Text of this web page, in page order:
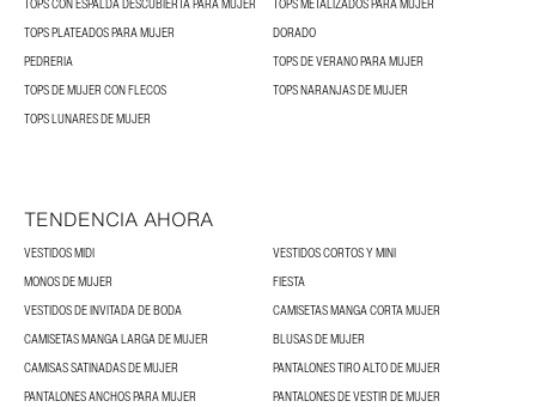
TOPS PLATEADOS PARA MUJER
DORADO
PEDRERIA
TOPS DE VERANO PARA MUJER
TOPS DE MUJER CON FLECOS
TOPS NARANJAS DE MUJER
TOPS LUNARES DE MUJER
TENDENCIA AHORA
VESTIDOS MIDI
VESTIDOS CORTOS Y MINI
MONOS DE MUJER
FIESTA
VESTIDOS DE INVITADA DE BODA
CAMISETAS MANGA CORTA MUJER
CAMISETAS MANGA LARGA DE MUJER
BLUSAS DE MUJER
CAMISAS SATINADAS DE MUJER
PANTALONES TIRO ALTO DE MUJER
PANTALONES ANCHOS PARA MUJER
PANTALONES DE VESTIR DE MUJER